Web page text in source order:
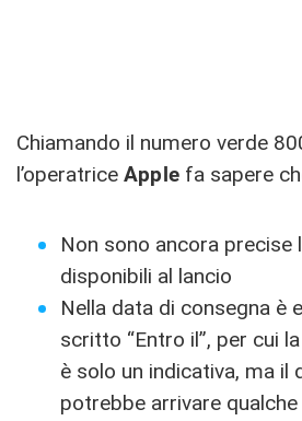
Chiamando il numero verde
l’operatrice Apple fa sapere
Non sono ancora precise
disponibili al lancio
Nella data di consegna è
scritto “Entro il”, per cui
è solo un indicativa, ma il
potrebbe arrivare